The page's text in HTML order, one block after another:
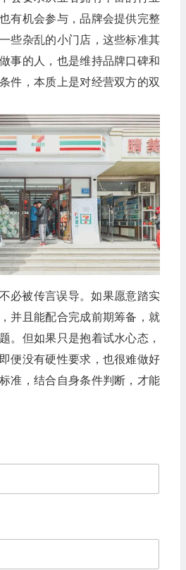
有机会参与，品牌会提供完整
些杂乱的小门店，这些标准其
事的人，也是维持品牌口碑和
件，本质上是对经营双方的双
必被传言误导。如果愿意踏实
并且能配合完成前期筹备，就
。但如果只是抱着试水心态，
便没有硬性要求，也很难做好
准，结合自身条件判断，才能